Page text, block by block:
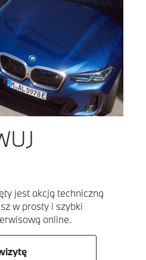
jest akcją techniczną
w prosty i szybki
online.